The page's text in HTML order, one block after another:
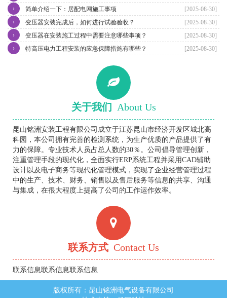
[2025-08-30]
简单介绍一下：居配电网施工事项
›
[2025-08-30]
变压器安装完成后，如何进行试验验收？
›
[2025-08-30]
变压器在安装施工过程中需要注意哪些事项？
›
[2025-08-30]
特高压电力工程安装的应急保障措施有哪些？
›
关于我们 About Us
昆山铭洲安装工程有限公司成立于江苏昆山市经济开发区城北高
科园，本公司拥有完善的检测系统，为生产优质的产品提供了有
力的保障。专业技术人员占总人数的30％。公司倡导管理创新，
注重管理手段的现代化，全面实行ERP系统工程并采用CAD辅助
设计以及电子商务等现代化管理模式，实现了企业经营管理过程
中的生产、技术、财务、销售以及售后服务等信息的共享、沟通
与集成，在很大程度上提高了公司的工作运作效率。
联系方式 Contact Us
联系信息联系信息联系信息
版权所有：昆山铭洲电气设备有限公司